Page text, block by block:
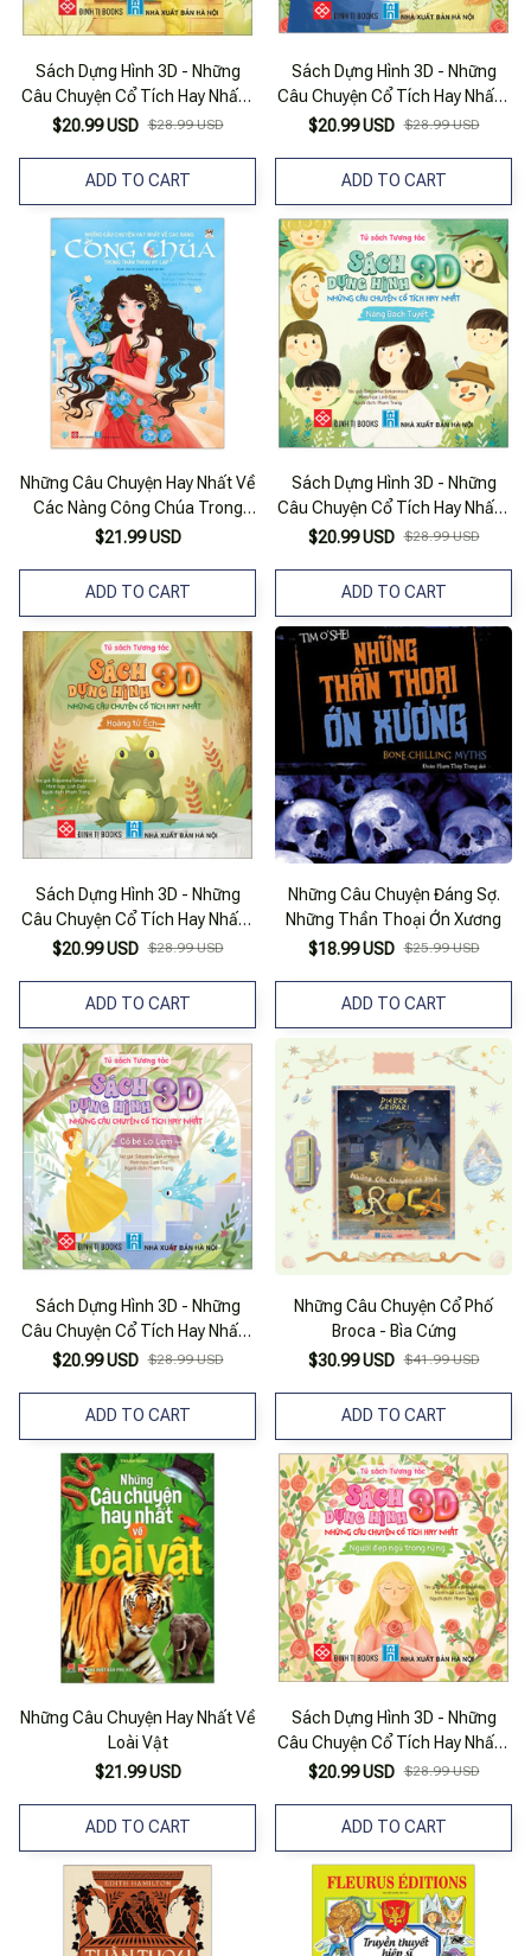
Sách Dựng Hình 3D - Những
Câu Chuyện Cổ Tích Hay Nhất -
Rapunzel - Bìa Cứng
$20.99 USD $28.99 USD
ADD TO CART
Sách Dựng Hình 3D - Những
Câu Chuyện Cổ Tích Hay Nhất -
Người Đẹp Và Quái Vật - Bìa
$20.99 USD $28.99 USD
ADD TO CART
Những Câu Chuyện Hay Nhất Về
Các Nàng Công Chúa Trong
Thần Thoại Hy Lạp
$21.99 USD
ADD TO CART
Sách Dựng Hình 3D - Những
Câu Chuyện Cổ Tích Hay Nhất -
Nàng Bạch Tuyết - Bìa Cứng
$20.99 USD $28.99 USD
ADD TO CART
Sách Dựng Hình 3D - Những
Câu Chuyện Cổ Tích Hay Nhất -
Hoàng Tử Ếch - Bìa Cứng
$20.99 USD $28.99 USD
ADD TO CART
Những Câu Chuyện Đáng Sợ.
Những Thần Thoại Ớn Xương
$18.99 USD $25.99 USD
ADD TO CART
Sách Dựng Hình 3D - Những
Câu Chuyện Cổ Tích Hay Nhất -
Cô Bé Lọ Lem - Bìa Cứng
$20.99 USD $28.99 USD
ADD TO CART
Những Câu Chuyện Cổ Phố
Broca - Bìa Cứng
$30.99 USD $41.99 USD
ADD TO CART
Những Câu Chuyện Hay Nhất Về
Loài Vật
$21.99 USD
ADD TO CART
Sách Dựng Hình 3D - Những
Câu Chuyện Cổ Tích Hay Nhất -
Người Đẹp Ngủ Trong Rừng - Bìa
$20.99 USD $28.99 USD
ADD TO CART